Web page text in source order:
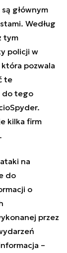
głównym
Według
tym
policji w
która pozwala
te
do tego
kilka firm
na
do
o
przez
–